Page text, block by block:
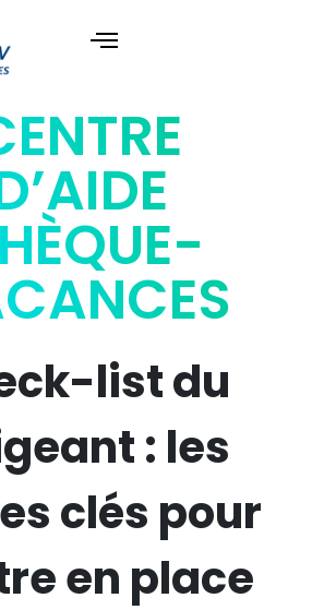
list du
: les
clés pour
en place